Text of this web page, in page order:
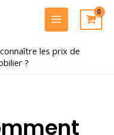
MAIN
MENU
les prix de
?